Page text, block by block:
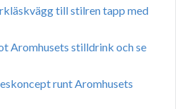
till stilren tapp med
Aromhusets stilldrink och se
runt Aromhusets